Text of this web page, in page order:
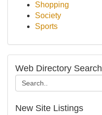
Shopping
Society
Sports
Web Directory Search
New Site Listings